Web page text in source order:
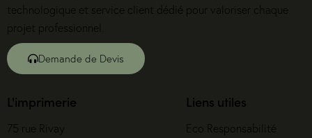
technologique et service client dédié pour valoriser chaque
projet professionnel.
Demande de Devis
L'imprimerie
75 rue Rivay
Liens utiles
Eco Responsabilité